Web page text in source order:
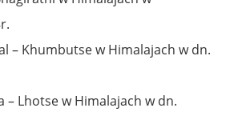
– Khumbutse w Himalajach w dn.
– Lhotse w Himalajach w dn.